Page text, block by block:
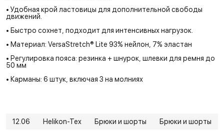
• Удобная крой ластовицы для дополнительной свободы
движений.
• Быстро сохнет, подходит для интенсивных нагрузок.
• Материал: VersaStretch® Lite 93% нейлон, 7% эластан
• Регулировка пояса: резинка + шнурок, шлевки для ремня до
50 мм
• Карманы: 6 штук, включая 3 на молниях
12.06 Helikon-Tex Брюки и шорты Брюки и шорты